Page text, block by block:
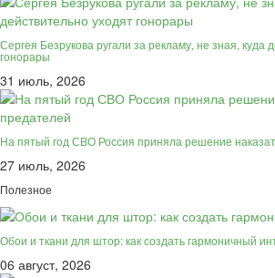
Сергея Безрукова ругали за рекламу, не зная, куда
гонорары
31 июль, 2026
На пятый год СВО Россия приняла решение
27 июль, 2026
Полезное
Обои и ткани для штор: как создать гармоничный
06 август, 2026